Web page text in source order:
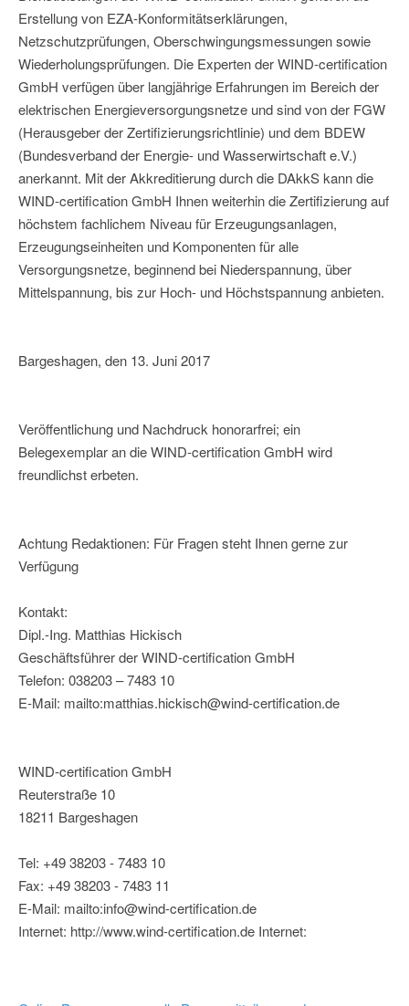
Erstellung von EZA-Konformitätserklärungen,
Netzschutzprüfungen, Oberschwingungsmessungen sowie
Wiederholungsprüfungen. Die Experten der WIND-certification
GmbH verfügen über langjährige Erfahrungen im Bereich der
elektrischen Energieversorgungsnetze und sind von der FGW
(Herausgeber der Zertifizierungsrichtlinie) und dem BDEW
(Bundesverband der Energie- und Wasserwirtschaft e.V.)
anerkannt. Mit der Akkreditierung durch die DAkkS kann die
WIND-certification GmbH Ihnen weiterhin die Zertifizierung auf
höchstem fachlichem Niveau für Erzeugungsanlagen,
Erzeugungseinheiten und Komponenten für alle
Versorgungsnetze, beginnend bei Niederspannung, über
Mittelspannung, bis zur Hoch- und Höchstspannung anbieten.
Bargeshagen, den 13. Juni 2017
Veröffentlichung und Nachdruck honorarfrei; ein
Belegexemplar an die WIND-certification GmbH wird
freundlichst erbeten.
Achtung Redaktionen: Für Fragen steht Ihnen gerne zur
Verfügung
Kontakt:
Dipl.-Ing. Matthias Hickisch
Geschäftsführer der WIND-certification GmbH
Telefon: 038203 – 7483 10
E-Mail: mailto:matthias.hickisch@wind-certification.de
WIND-certification GmbH
Reuterstraße 10
18211 Bargeshagen
Tel: +49 38203 - 7483 10
Fax: +49 38203 - 7483 11
E-Mail: mailto:info@wind-certification.de
Internet: http://www.wind-certification.de Internet: